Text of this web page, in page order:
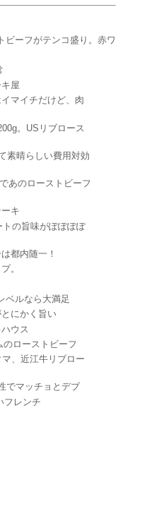
ビーフがテンコ盛り。赤ワ
屋
マイチだけど、肉
。USリブロース
晴らしい費用対効
あのローストビーフ
キ
の旨味がぽぽぽぽ
都内随一！
。
ルなら大満足
にかく旨い
ウス
ローストビーフ
、近江牛リブロー
マッチョとデブ
レンチ